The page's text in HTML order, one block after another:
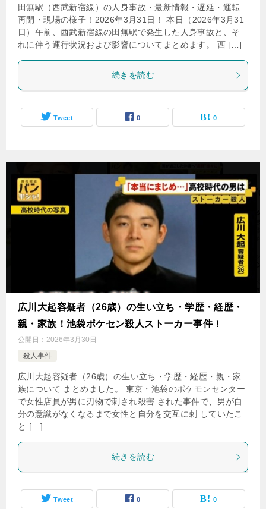
田無駅（西武新宿線）の人身事故・最新情報・遅延・運転
再開・現場の様子！2026年3月31日！ 本日（2026年3月31
日）午前、西武新宿線の田無駅で発生した人身事故と、そ
れに伴う運行状況および影響についてまとめます。 西 […]
続きを読む
Tweet 0 0
広川大起容疑者（26歳）の生い立ち・学歴・経歴・
親・家族！池袋ポケセン殺人ストーカー事件！
公開日： 2026年3月30日
殺人事件
広川大起容疑者（26歳）の生い立ち・学歴・経歴・親・家
族について まとめました。 東京・池袋のポケモンセンター
で女性店員が男に刃物で刺され殺害 された事件で、男が自
分の意識がなくなるまで女性と自分を交互に刺 していたこ
と […]
続きを読む
Tweet 0 0